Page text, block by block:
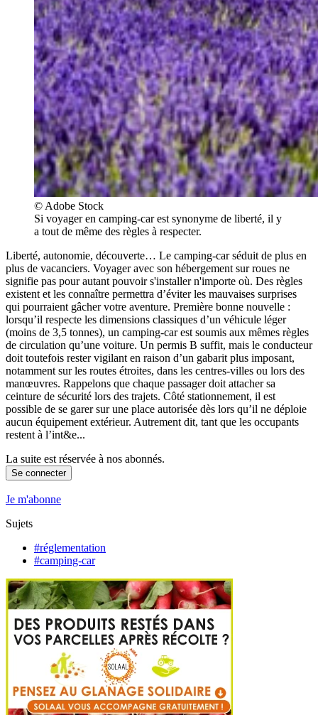
© Adobe Stock
Si voyager en camping-car est synonyme de liberté, il y
a tout de même des règles à respecter.
Liberté, autonomie, découverte… Le camping-car séduit de plus en
plus de vacanciers. Voyager avec son hébergement sur roues ne
signifie pas pour autant pouvoir s'installer n'importe où. Des règles
existent et les connaître permettra d’éviter les mauvaises surprises
qui pourraient gâcher votre aventure. Première bonne nouvelle :
lorsqu’il respecte les dimensions classiques d’un véhicule léger
(moins de 3,5 tonnes), un camping-car est soumis aux mêmes règles
de circulation qu’une voiture. Un permis B suffit, mais le conducteur
doit toutefois rester vigilant en raison d’un gabarit plus imposant,
notamment sur les routes étroites, dans les centres-villes ou lors des
manœuvres. Rappelons que chaque passager doit attacher sa
ceinture de sécurité lors des trajets. Côté stationnement, il est
possible de se garer sur une place autorisée dès lors qu’il ne déploie
aucun équipement extérieur. Autrement dit, tant que les occupants
restent à l’int&e...
La suite est réservée à nos abonnés.
Se connecter
Je m'abonne
Sujets
#réglementation
#camping-car